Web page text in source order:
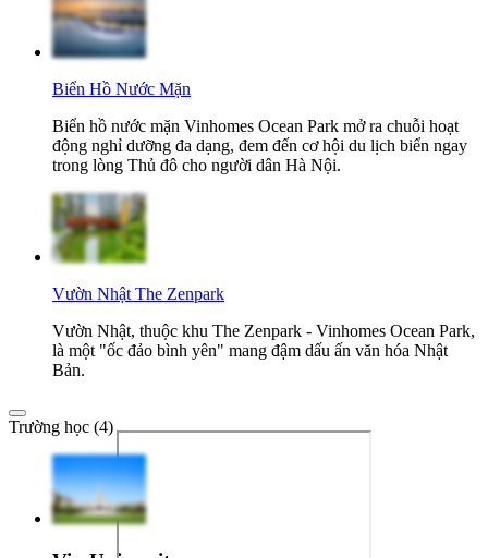
Biển Hồ Nước Mặn
Biển hồ nước mặn Vinhomes Ocean Park mở ra chuỗi hoạt
động nghỉ dưỡng đa dạng, đem đến cơ hội du lịch biển ngay
trong lòng Thủ đô cho người dân Hà Nội.
Vườn Nhật The Zenpark
Vườn Nhật, thuộc khu The Zenpark - Vinhomes Ocean Park,
là một "ốc đảo bình yên" mang đậm dấu ấn văn hóa Nhật
Bản.
Trường học (4)